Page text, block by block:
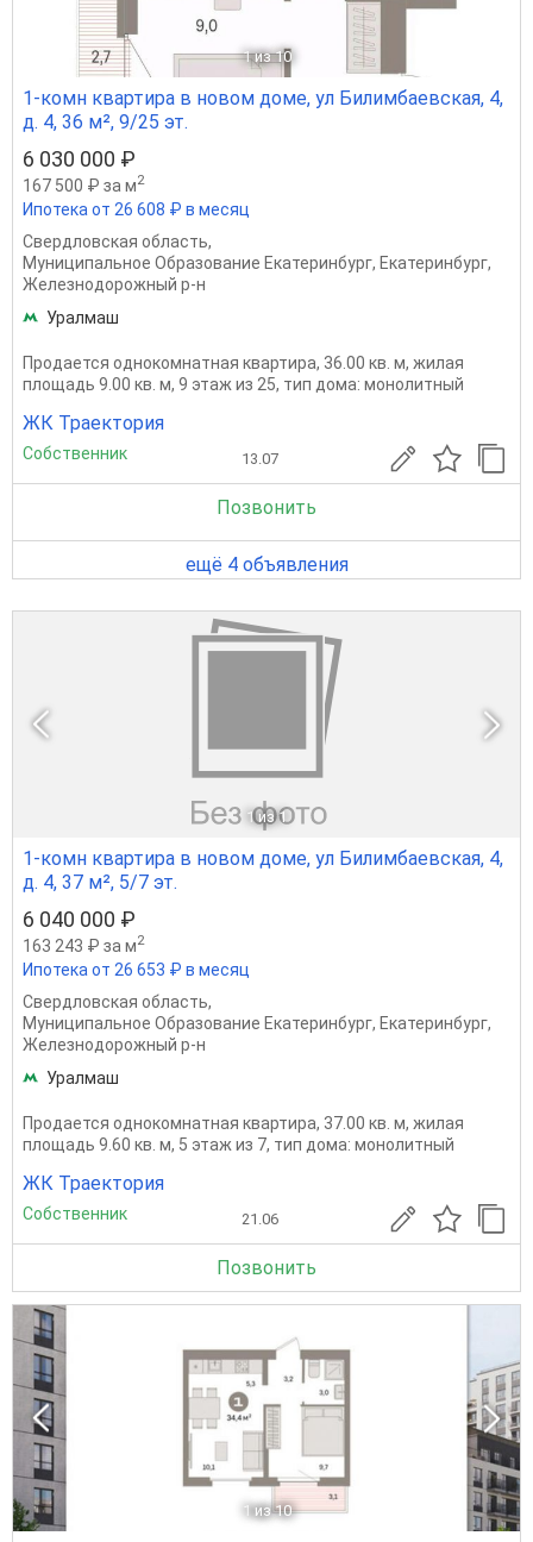
1 из 10
1-комн квартира в новом доме, ул Билимбаевская, 4,
д. 4, 36 м², 9/25 эт.
6 030 000 ₽
167 500 ₽ за м2
Ипотека от 26 608 ₽ в месяц
Свердловская область,
Муниципальное Образование Екатеринбург, Екатеринбург,
Железнодорожный р-н
Уралмаш
Продается однокомнатная квартира, 36.00 кв. м, жилая
площадь 9.00 кв. м, 9 этаж из 25, тип дома: монолитный
ЖК Траектория
Собственник 13.07
Позвонить
ещё 4 объявления
1 из 1
1-комн квартира в новом доме, ул Билимбаевская, 4,
д. 4, 37 м², 5/7 эт.
6 040 000 ₽
163 243 ₽ за м2
Ипотека от 26 653 ₽ в месяц
Свердловская область,
Муниципальное Образование Екатеринбург, Екатеринбург,
Железнодорожный р-н
Уралмаш
Продается однокомнатная квартира, 37.00 кв. м, жилая
площадь 9.60 кв. м, 5 этаж из 7, тип дома: монолитный
ЖК Траектория
Собственник 21.06
Позвонить
1 из 10